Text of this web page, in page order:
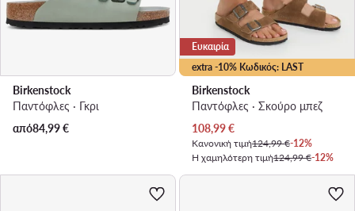
Birkenstock
Παντόφλες · Γκρι
από84,99€
extra -10% Κωδικός: LAST
Ευκαιρία
Birkenstock
Παντόφλες · Σκούρο μπεζ
Τρέχουσα τιμή
108,99€
Κανονική τιμή124,99 €-12%
Η χαμηλότερη τιμή124,99 €-12%